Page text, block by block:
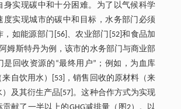
身实现碳中和十分困难。为了以气候科学
度实现城市的碳中和目标，水务部门必须
，如能源部门[56]、农业部门[52]和食品加
姆斯特丹为例，该市的水务部门与商业部
是回收资源的“最终用户”；例如，为血库
自饮用水）[53]，销售回收的原材料（来
）及其衍生产品[57]。这种合作方式为实现